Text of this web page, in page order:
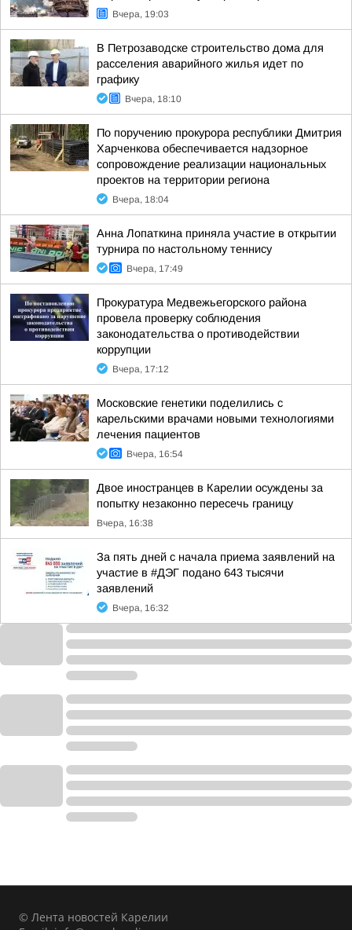
Вчера, 19:03
В Петрозаводске строительство дома для
расселения аварийного жилья идет по
графику
Вчера, 18:10
По поручению прокурора республики Дмитрия
Харченкова обеспечивается надзорное
сопровождение реализации национальных
проектов на территории региона
Вчера, 18:04
Анна Лопаткина приняла участие в открытии
турнира по настольному теннису
Вчера, 17:49
Прокуратура Медвежьегорского района
провела проверку соблюдения
законодательства о противодействии
коррупции
Вчера, 17:12
Московские генетики поделились с
карельскими врачами новыми технологиями
лечения пациентов
Вчера, 16:54
Двое иностранцев в Карелии осуждены за
попытку незаконно пересечь границу
Вчера, 16:38
За пять дней с начала приема заявлений на
участие в #ДЭГ подано 643 тысячи
заявлений
Вчера, 16:32
© Лента новостей Карелии